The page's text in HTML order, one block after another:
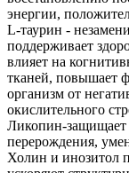
энергии,
L-таурин -
поддерживает
влияет на
тканей, повышает
организм от
окислительного
Ликопин-защищает
перерождения,
Холин и инозитол